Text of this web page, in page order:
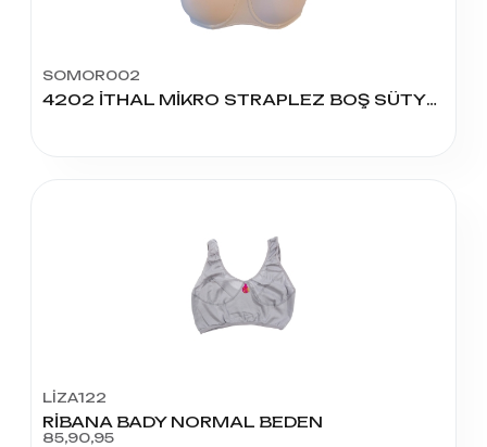
SOMOR002
4202 İTHAL MİKRO STRAPLEZ BOŞ SÜTYEN
LİZA122
RİBANA BADY NORMAL BEDEN
85,90,95